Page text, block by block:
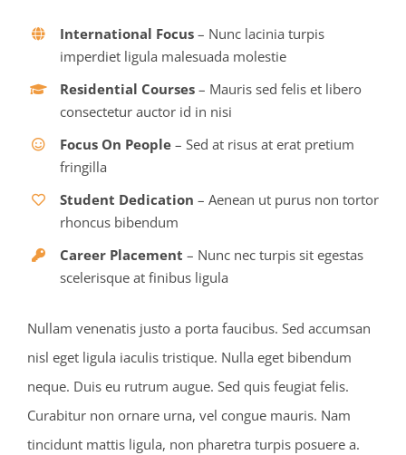
International Focus – Nunc lacinia turpis
imperdiet ligula malesuada molestie
Residential Courses – Mauris sed felis et libero
consectetur auctor id in nisi
Focus On People – Sed at risus at erat pretium
fringilla
Student Dedication – Aenean ut purus non tortor
rhoncus bibendum
Career Placement – Nunc nec turpis sit egestas
scelerisque at finibus ligula
Nullam venenatis justo a porta faucibus. Sed accumsan
nisl eget ligula iaculis tristique. Nulla eget bibendum
neque. Duis eu rutrum augue. Sed quis feugiat felis.
Curabitur non ornare urna, vel congue mauris. Nam
tincidunt mattis ligula, non pharetra turpis posuere a.